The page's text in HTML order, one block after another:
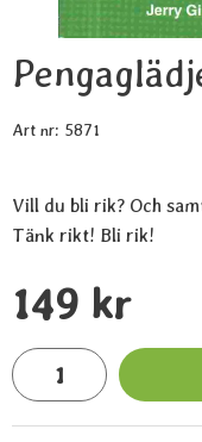
Art nr: 5871
Vill du bli rik? Och
Tänk rikt! Bli rik!
pris
149 kr
antal